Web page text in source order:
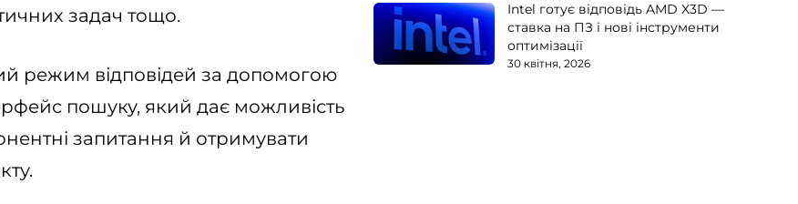
задач тощо.
режим відповідей за допомогою
пошуку, який дає можливість
запитання й отримувати
Intel готує відповідь AMD X3D —
ставка на ПЗ і нові інструменти
оптимізації
30 квітня, 2026